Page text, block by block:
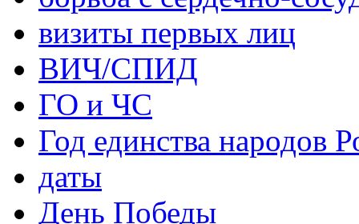
визиты первых лиц
ВИЧ/СПИД
ГО и ЧС
Год единства народов
даты
День Победы